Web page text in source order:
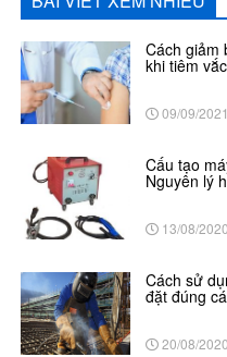
Cách giảm
khi tiêm
09/09/2021
Cấu tạo
Nguyên lý
13/08/2020
Cách sử
đặt đúng
20/08/2020